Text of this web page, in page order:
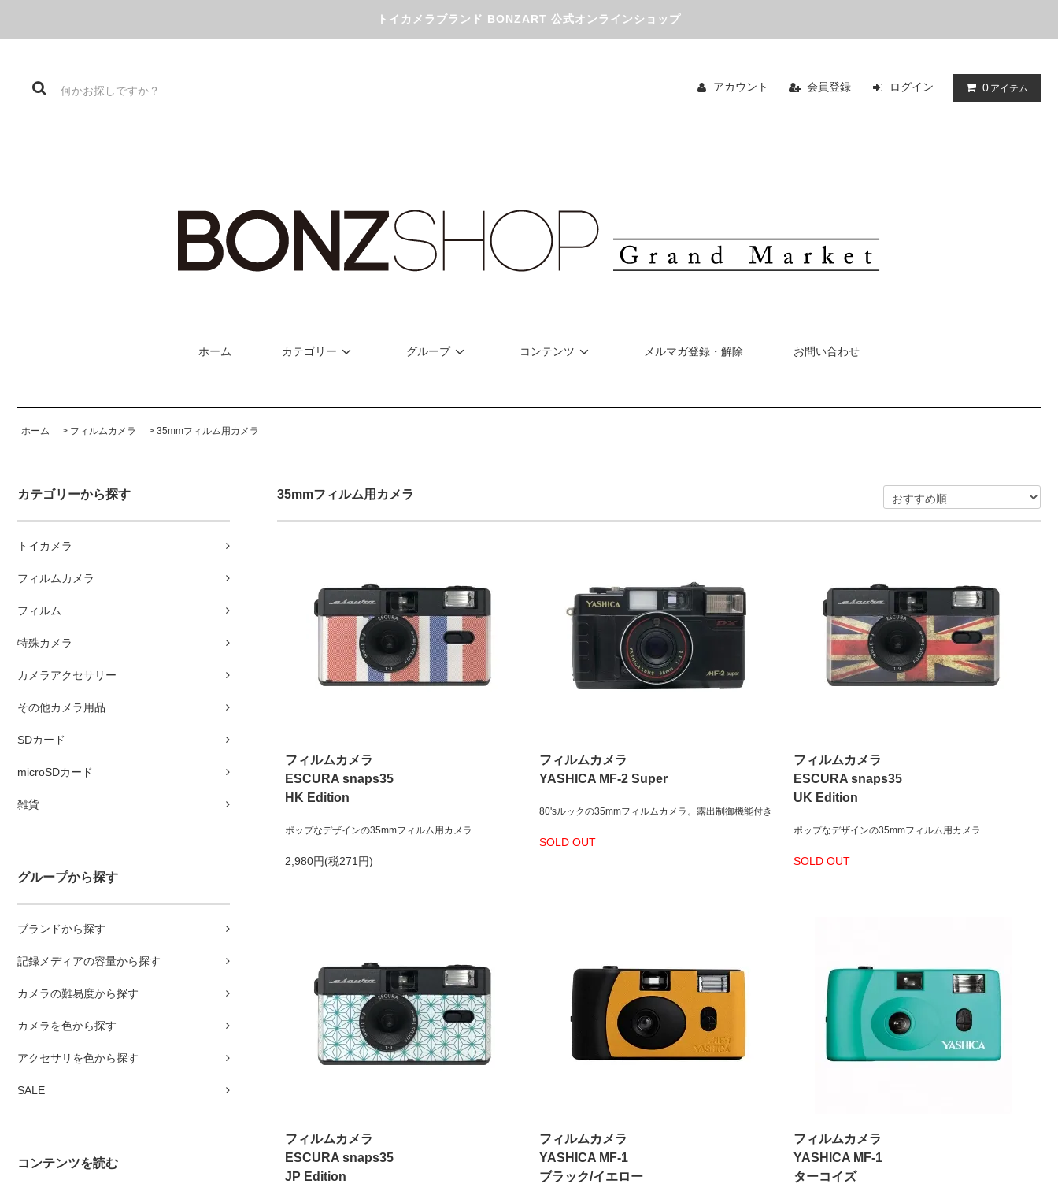
トイカメラブランド BONZART 公式オンラインショップ
アカウント 会員登録 ログイン 0 アイテム
ホーム カテゴリー グループ コンテンツ メルマガ登録・解除 お問い合わせ
ホーム > フィルムカメラ > 35mmフィルム用カメラ
カテゴリーから探す
トイカメラ
フィルムカメラ
フィルム
特殊カメラ
カメラアクセサリー
その他カメラ用品
SDカード
microSDカード
雑貨
グループから探す
ブランドから探す
記録メディアの容量から探す
カメラの難易度から探す
カメラを色から探す
アクセサリを色から探す
SALE
コンテンツを読む
35mmフィルム用カメラ
フィルムカメラ
ESCURA snaps35
HK Edition
ポップなデザインの35mmフィルム用カメラ
2,980円(税271円)
フィルムカメラ
YASHICA MF-2 Super
80'sルックの35mmフィルムカメラ。露出制御機能付き
SOLD OUT
フィルムカメラ
ESCURA snaps35
UK Edition
ポップなデザインの35mmフィルム用カメラ
SOLD OUT
フィルムカメラ
ESCURA snaps35
JP Edition
フィルムカメラ
YASHICA MF-1
ブラック/イエロー
フィルムカメラ
YASHICA MF-1
ターコイズ